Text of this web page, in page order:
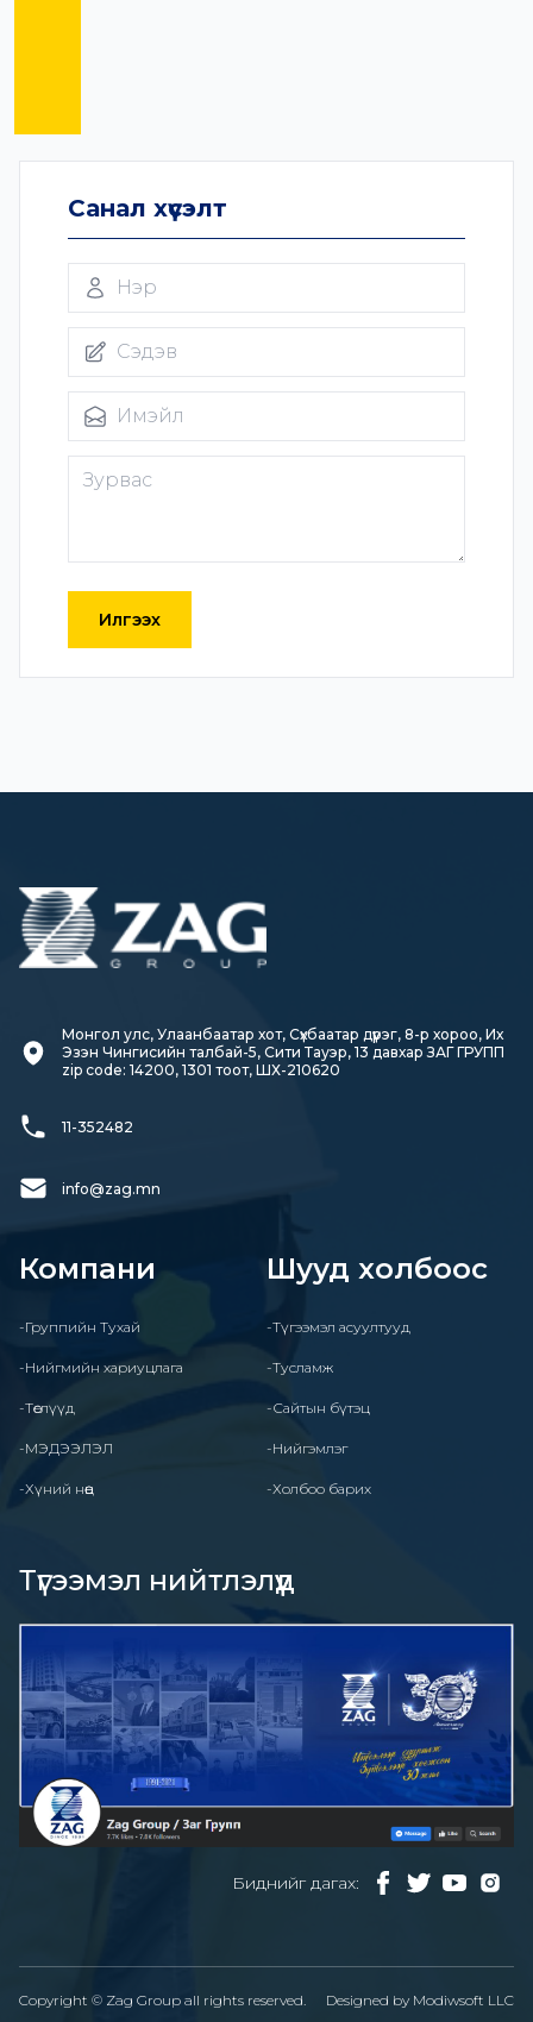
Санал хүсэлт
Илгээх
Монгол улс, Улаанбаатар хот, Сүхбаатар дүүрэг, 8-р хороо, Их
Эзэн Чингисийн талбай-5, Сити Тауэр, 13 давхар ЗАГ ГРУПП
zip code: 14200, 1301 тоот, ШХ-210620
11-352482
info@zag.mn
Компани
-Группийн Тухай
-Нийгмийн хариуцлага
-Төслүүд
-МЭДЭЭЛЭЛ
-Хүний нөөц
Шууд холбоос
-Түгээмэл асуултууд
-Тусламж
-Сайтын бүтэц
-Нийгэмлэг
-Холбоо барих
Түгээмэл нийтлэлүүд
Биднийг дагах:
Copyright © Zag Group all rights reserved. Designed by Modiwsoft LLC